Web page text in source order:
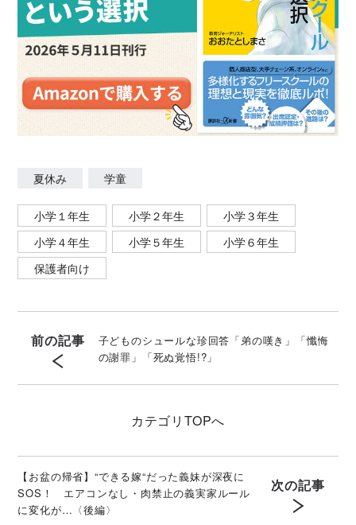
夏休み 学童
小学１年生 小学２年生
小学３年生
小学４年生
小学５年生
小学６年生
保護者向け
前の記事
子どものシュールな珍回答「弟の嘆き」「懺悔
の謝罪」「死ぬ覚悟!?」
カテゴリ TOPへ
【お盆の帰省】“できる嫁“だった義妹が深夜に
SOS！ エアコンなし・肉禁止の義実家ルール
に変化が…〈後編〉
次の記事